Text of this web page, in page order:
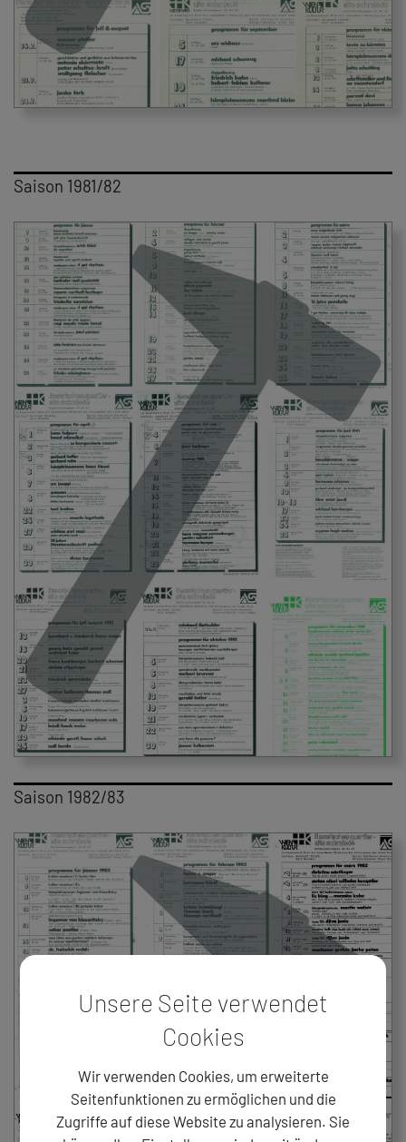
Saison 1981/82
Saison 1982/83
Unsere Seite verwendet
Cookies
Wir verwenden Cookies, um erweiterte
Seitenfunktionen zu ermöglichen und die
Zugriffe auf diese Website zu analysieren. Sie